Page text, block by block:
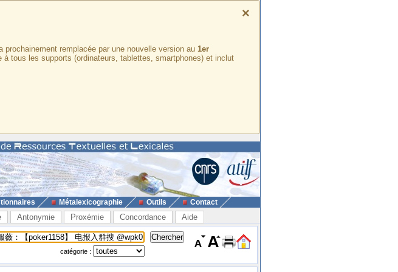
×
remplacée par une nouvelle version au 1er
tous les supports (ordinateurs, tablettes, smartphones) et inclut
Métalexicographie Outils Contact
Antonymie Proxémie Concordance Aide
catégorie :